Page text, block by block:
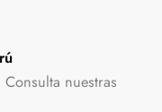
nuestras